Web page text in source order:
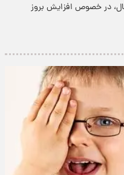
در خصوص افزایش بروز